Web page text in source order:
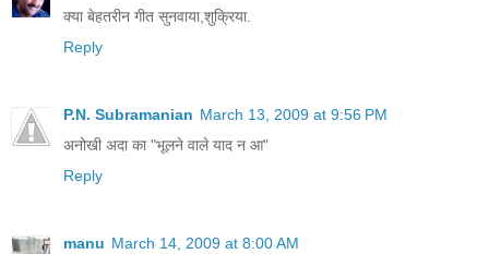
क्या बेहतरीन गीत सुनवाया,शुक्रिया.
Reply
P.N. Subramanian March 13, 2009 at 9:56 PM
अनोखी अदा का "भूलने वाले याद न आ"
Reply
manu March 14, 2009 at 8:00 AM